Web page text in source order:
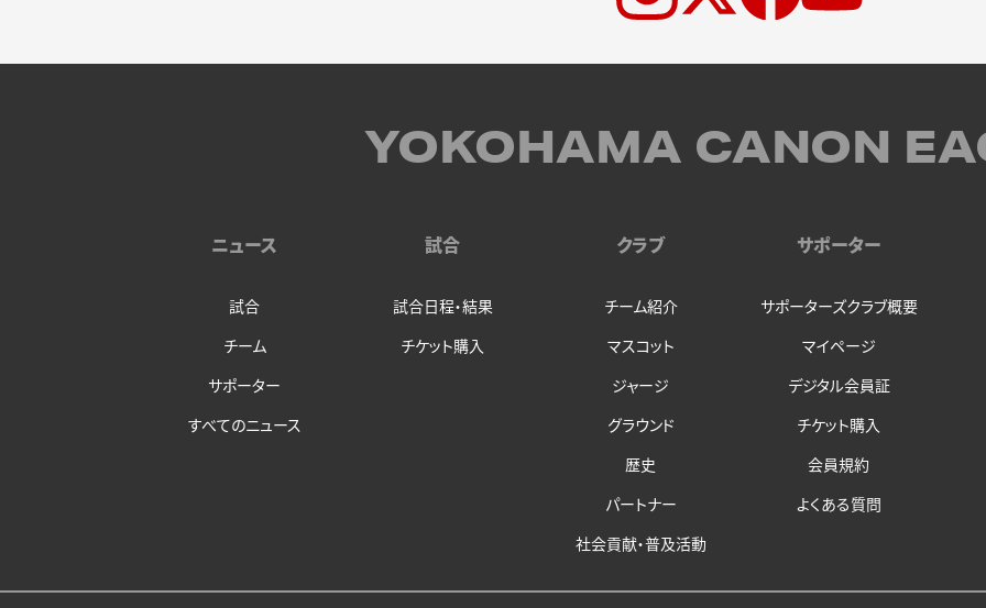
YOKOHAMA CANON
ニュース
試合
チーム
サポーター
すべてのニュース
試合
試合日程・結果
チケット購入
クラブ
チーム紹介
マスコット
ジャージ
グラウンド
歴史
パートナー
社会貢献・普及活動
サポーター
サポーターズクラブ概要
マイページ
デジタル会員証
チケット購入
会員規約
よくある質問